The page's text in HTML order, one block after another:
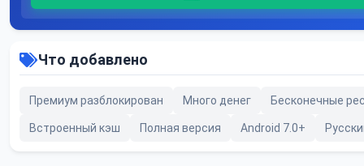
Что добавлено
Премиум разблокирован Много денег Бесконечные
Встроенный кэш Полная версия Android 7.0+